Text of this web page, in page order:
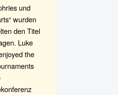
und
wurden
den Titel
Luke
the